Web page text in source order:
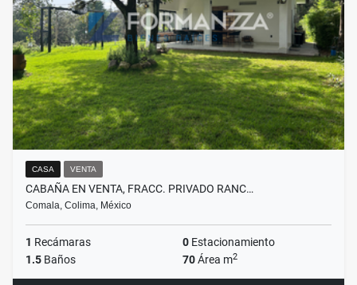
CASA VENTA
CABAÑA EN VENTA, FRACC. PRIVADO RANC…
Comala, Colima, México
1 Recámaras 0 Estacionamiento
1.5 Baños 70Área m2